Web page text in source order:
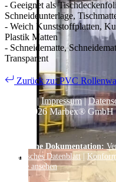
- Geeignet als
Schneideunterlage,
- Weich Kunststoffplatten,
Plastik Matten
- Schneidematte,
Transparent
Zurück zu: PVC
|Impressum|
2026Marbex® GmbH -
Technische Dokumentation:
Technisches Datenblatt |
Google ansehen